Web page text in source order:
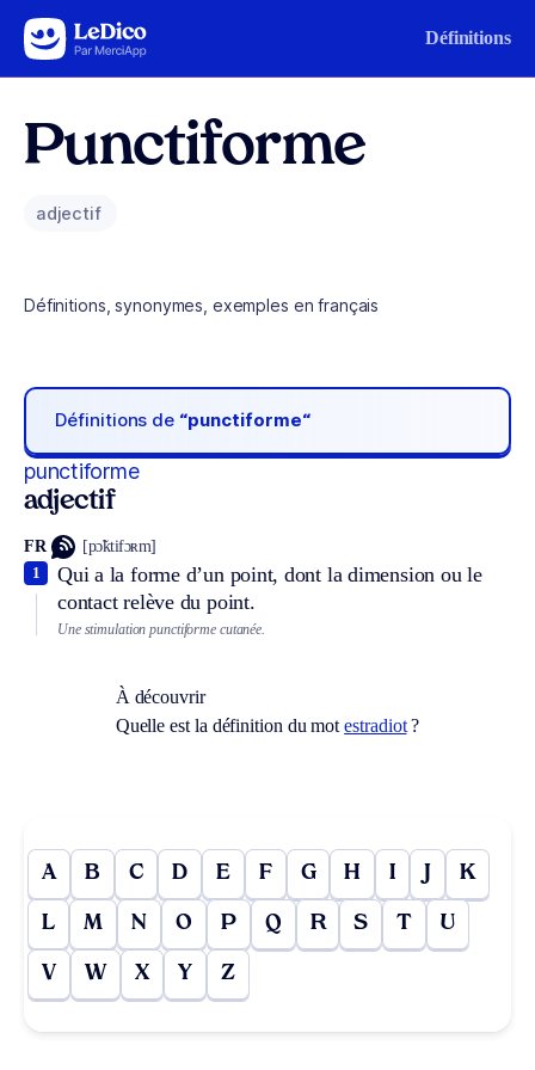
Aller au contenu Définitions
Punctiforme
adjectif
Définitions, synonymes, exemples en français
Définitions de “punctiforme“
punctiforme
adjectif
FR [pɔ̃ktifɔʀm]
Qui a la forme d’un point, dont la dimension ou le
contact relève du point.
1
Une stimulation punctiforme cutanée.
À découvrir
Quelle est la définition du motestradiot?
A B C D E F G H I J K
L M N O P Q R S T U
V W X Y Z